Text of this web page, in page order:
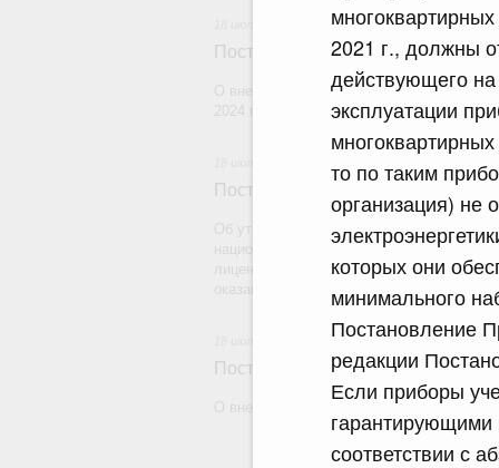
2021 г., должны
действующего
эксплуатации
то по таким
организация) не
которых они
минимального
Постановление
редакции
Если приборы
гарантирующими
соответствии с
Постановление Правительства
О внесении изменения в
Постановление Правительства
Об утверждении Правил уведомления
национальной гвардии Российской
лицензию на осуществление частной
оказание сыскных услуг и об окончании
Постановление Правительства
О внесении изменений в некоторые